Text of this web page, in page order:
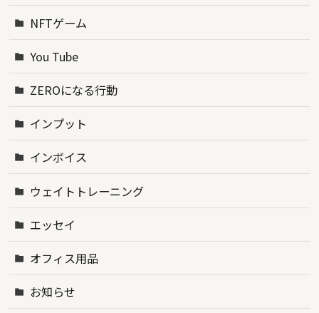
NFTゲーム
You Tube
ZEROになる行動
インプット
インボイス
ウェイトトレーニング
エッセイ
オフィス用品
お知らせ